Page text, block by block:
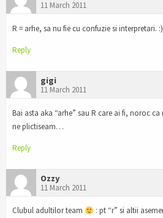
11 March 2011
R = arhe, sa nu fie cu confuzie si interpretari.
Reply
gigi
11 March 2011
Bai asta aka “arhe” sau R care ai fi, noroc
ne plictiseam…
Reply
Ozzy
11 March 2011
Clubul adultilor team
: pt “r” si altii